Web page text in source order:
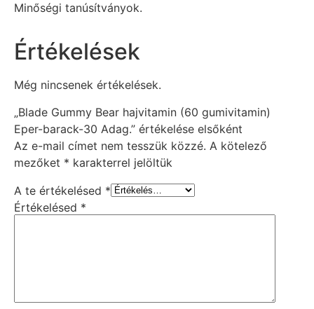
Minőségi tanúsítványok.
Értékelések
Még nincsenek értékelések.
„Blade Gummy Bear hajvitamin (60 gumivitamin)
Eper-barack-30 Adag.” értékelése elsőként
Az e-mail címet nem tesszük közzé. A kötelező
mezőket * karakterrel jelöltük
A te értékelésed *
Értékelésed *